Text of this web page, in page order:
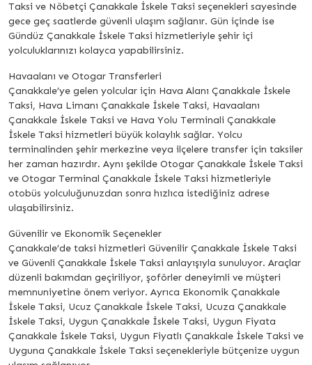
Taksi ve Nöbetçi Çanakkale İskele Taksi seçenekleri sayesinde
gece geç saatlerde güvenli ulaşım sağlanır. Gün içinde ise
Gündüz Çanakkale İskele Taksi hizmetleriyle şehir içi
yolculuklarınızı kolayca yapabilirsiniz.
Havaalanı ve Otogar Transferleri
Çanakkale’ye gelen yolcular için Hava Alanı Çanakkale İskele
Taksi, Hava Limanı Çanakkale İskele Taksi, Havaalanı
Çanakkale İskele Taksi ve Hava Yolu Terminali Çanakkale
İskele Taksi hizmetleri büyük kolaylık sağlar. Yolcu
terminalinden şehir merkezine veya ilçelere transfer için taksiler
her zaman hazırdır. Aynı şekilde Otogar Çanakkale İskele Taksi
ve Otogar Terminal Çanakkale İskele Taksi hizmetleriyle
otobüs yolculuğunuzdan sonra hızlıca istediğiniz adrese
ulaşabilirsiniz.
Güvenilir ve Ekonomik Seçenekler
Çanakkale’de taksi hizmetleri Güvenilir Çanakkale İskele Taksi
ve Güvenli Çanakkale İskele Taksi anlayışıyla sunuluyor. Araçlar
düzenli bakımdan geçiriliyor, şoförler deneyimli ve müşteri
memnuniyetine önem veriyor. Ayrıca Ekonomik Çanakkale
İskele Taksi, Ucuz Çanakkale İskele Taksi, Ucuza Çanakkale
İskele Taksi, Uygun Çanakkale İskele Taksi, Uygun Fiyata
Çanakkale İskele Taksi, Uygun Fiyatlı Çanakkale İskele Taksi ve
Uyguna Çanakkale İskele Taksi seçenekleriyle bütçenize uygun